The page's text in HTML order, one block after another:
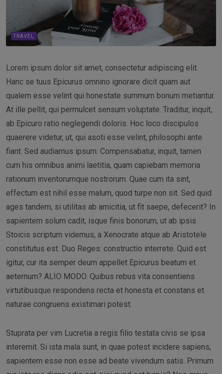
TRAVEL
Lorem ipsum dolor sit amet, consectetur adipiscing elit.
Hanc se tuus Epicurus omnino ignorare dicit quam aut
qualem esse velint qui honestate summum bonum metiantur.
At ille pellit, qui permulcet sensum voluptate. Traditur, inquit,
ab Epicuro ratio neglegendi doloris. Hoc loco discipulos
quaerere videtur, ut, qui asoti esse velint, philosophi ante
fiant. Sed audiamus ipsum: Compensabatur, inquit, tamen
cum his omnibus animi laetitia, quam capiebam memoria
rationum inventorumque nostrorum. Quae cum ita sint,
effectum est nihil esse malum, quod turpe non sit. Sed quid
ages tandem, si utilitas ab amicitia, ut fit saepe, defecerit? In
sapientem solum cadit, isque finis bonorum, ut ab ipsis
Stoicis scriptum videmus, a Xenocrate atque ab Aristotele
constitutus est. Duo Reges: constructio interrete. Quid est
igitur, cur ita semper deum appellet Epicurus beatum et
aeternum? ALIO MODO. Quibus rebus vita consentiens
virtutibusque respondens recta et honesta et constans et
naturae congruens existimari potest.
Stuprata per vim Lucretia a regis filio testata civis se ipsa
interemit. Si ista mala sunt, in quae potest incidere sapiens,
sapientem esse non esse ad beate vivendum satis. Primum